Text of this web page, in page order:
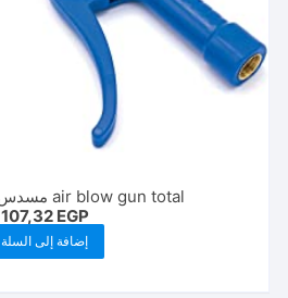
air blow gun total مسدس هواء بلاستيك
107,32 EGP
إضافة إلى السلة